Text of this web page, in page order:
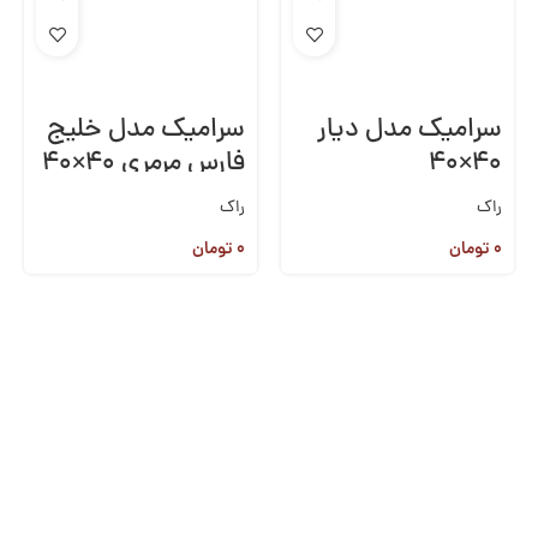
سرامیک مدل دیار
۴۰×۴۰
راک
۰تومان
سرامیک مدل خلیج
فارس مرمری ۴۰×۴۰
راک
۰تومان